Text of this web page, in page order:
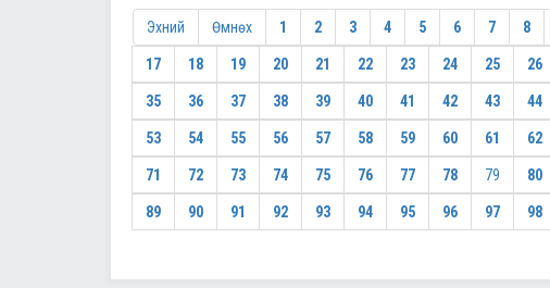
Эхний Өмнөх 1 2 3 4 5 6 7 8
17 18 19 20 21 22 23 24 25 26
35 36 37 38 39 40 41 42 43 44
53 54 55 56 57 58 59 60 61 62
71 72 73 74 75 76 77 78 79 80
89 90 91 92 93 94 95 96 97 98